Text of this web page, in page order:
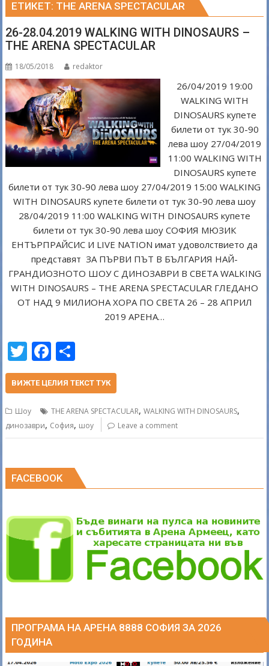
ЕТИКЕТ: THE ARENA SPECTACULAR
26-28.04.2019 WALKING WITH DINOSAURS –
THE ARENA SPECTACULAR
18/05/2018 redaktor
26/04/2019 19:00
WALKING WITH
DINOSAURS купете
билети от тук 30-90
лева шоу 27/04/2019
11:00 WALKING WITH
DINOSAURS купете
билети от тук 30-90 лева шоу 27/04/2019 15:00 WALKING
WITH DINOSAURS купете билети от тук 30-90 лева шоу
28/04/2019 11:00 WALKING WITH DINOSAURS купете
билети от тук 30-90 лева шоу СОФИЯ МЮЗИК
ЕНТЪРПРАЙСИС И LIVE NATION имат удоволствието да
представят ЗА ПЪРВИ ПЪТ В БЪЛГАРИЯ НАЙ-
ГРАНДИОЗНОТО ШОУ С ДИНОЗАВРИ В СВЕТА WALKING
WITH DINOSAURS – THE ARENA SPECTACULAR ГЛЕДАНО
ОТ НАД 9 МИЛИОНА ХОРА ПО СВЕТА 26 – 28 АПРИЛ
2019 АРЕНА…
T
w
itt
er
F
ac
e
b
o
o
k
h
ar
e
ВИЖТЕ ЦЕЛИЯ ТЕКСТ ТУК
Шоу THE ARENA SPECTACULAR,WALKING WITH DINOSAURS,
динозаври, София, шоу Leave a comment
FACEBOOK
ПРОГРАМА НА АРЕНА 8888 СОФИЯ ЗА 2026
ГОДИНА